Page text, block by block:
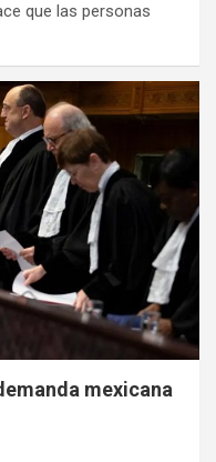
que las personas
mexicana